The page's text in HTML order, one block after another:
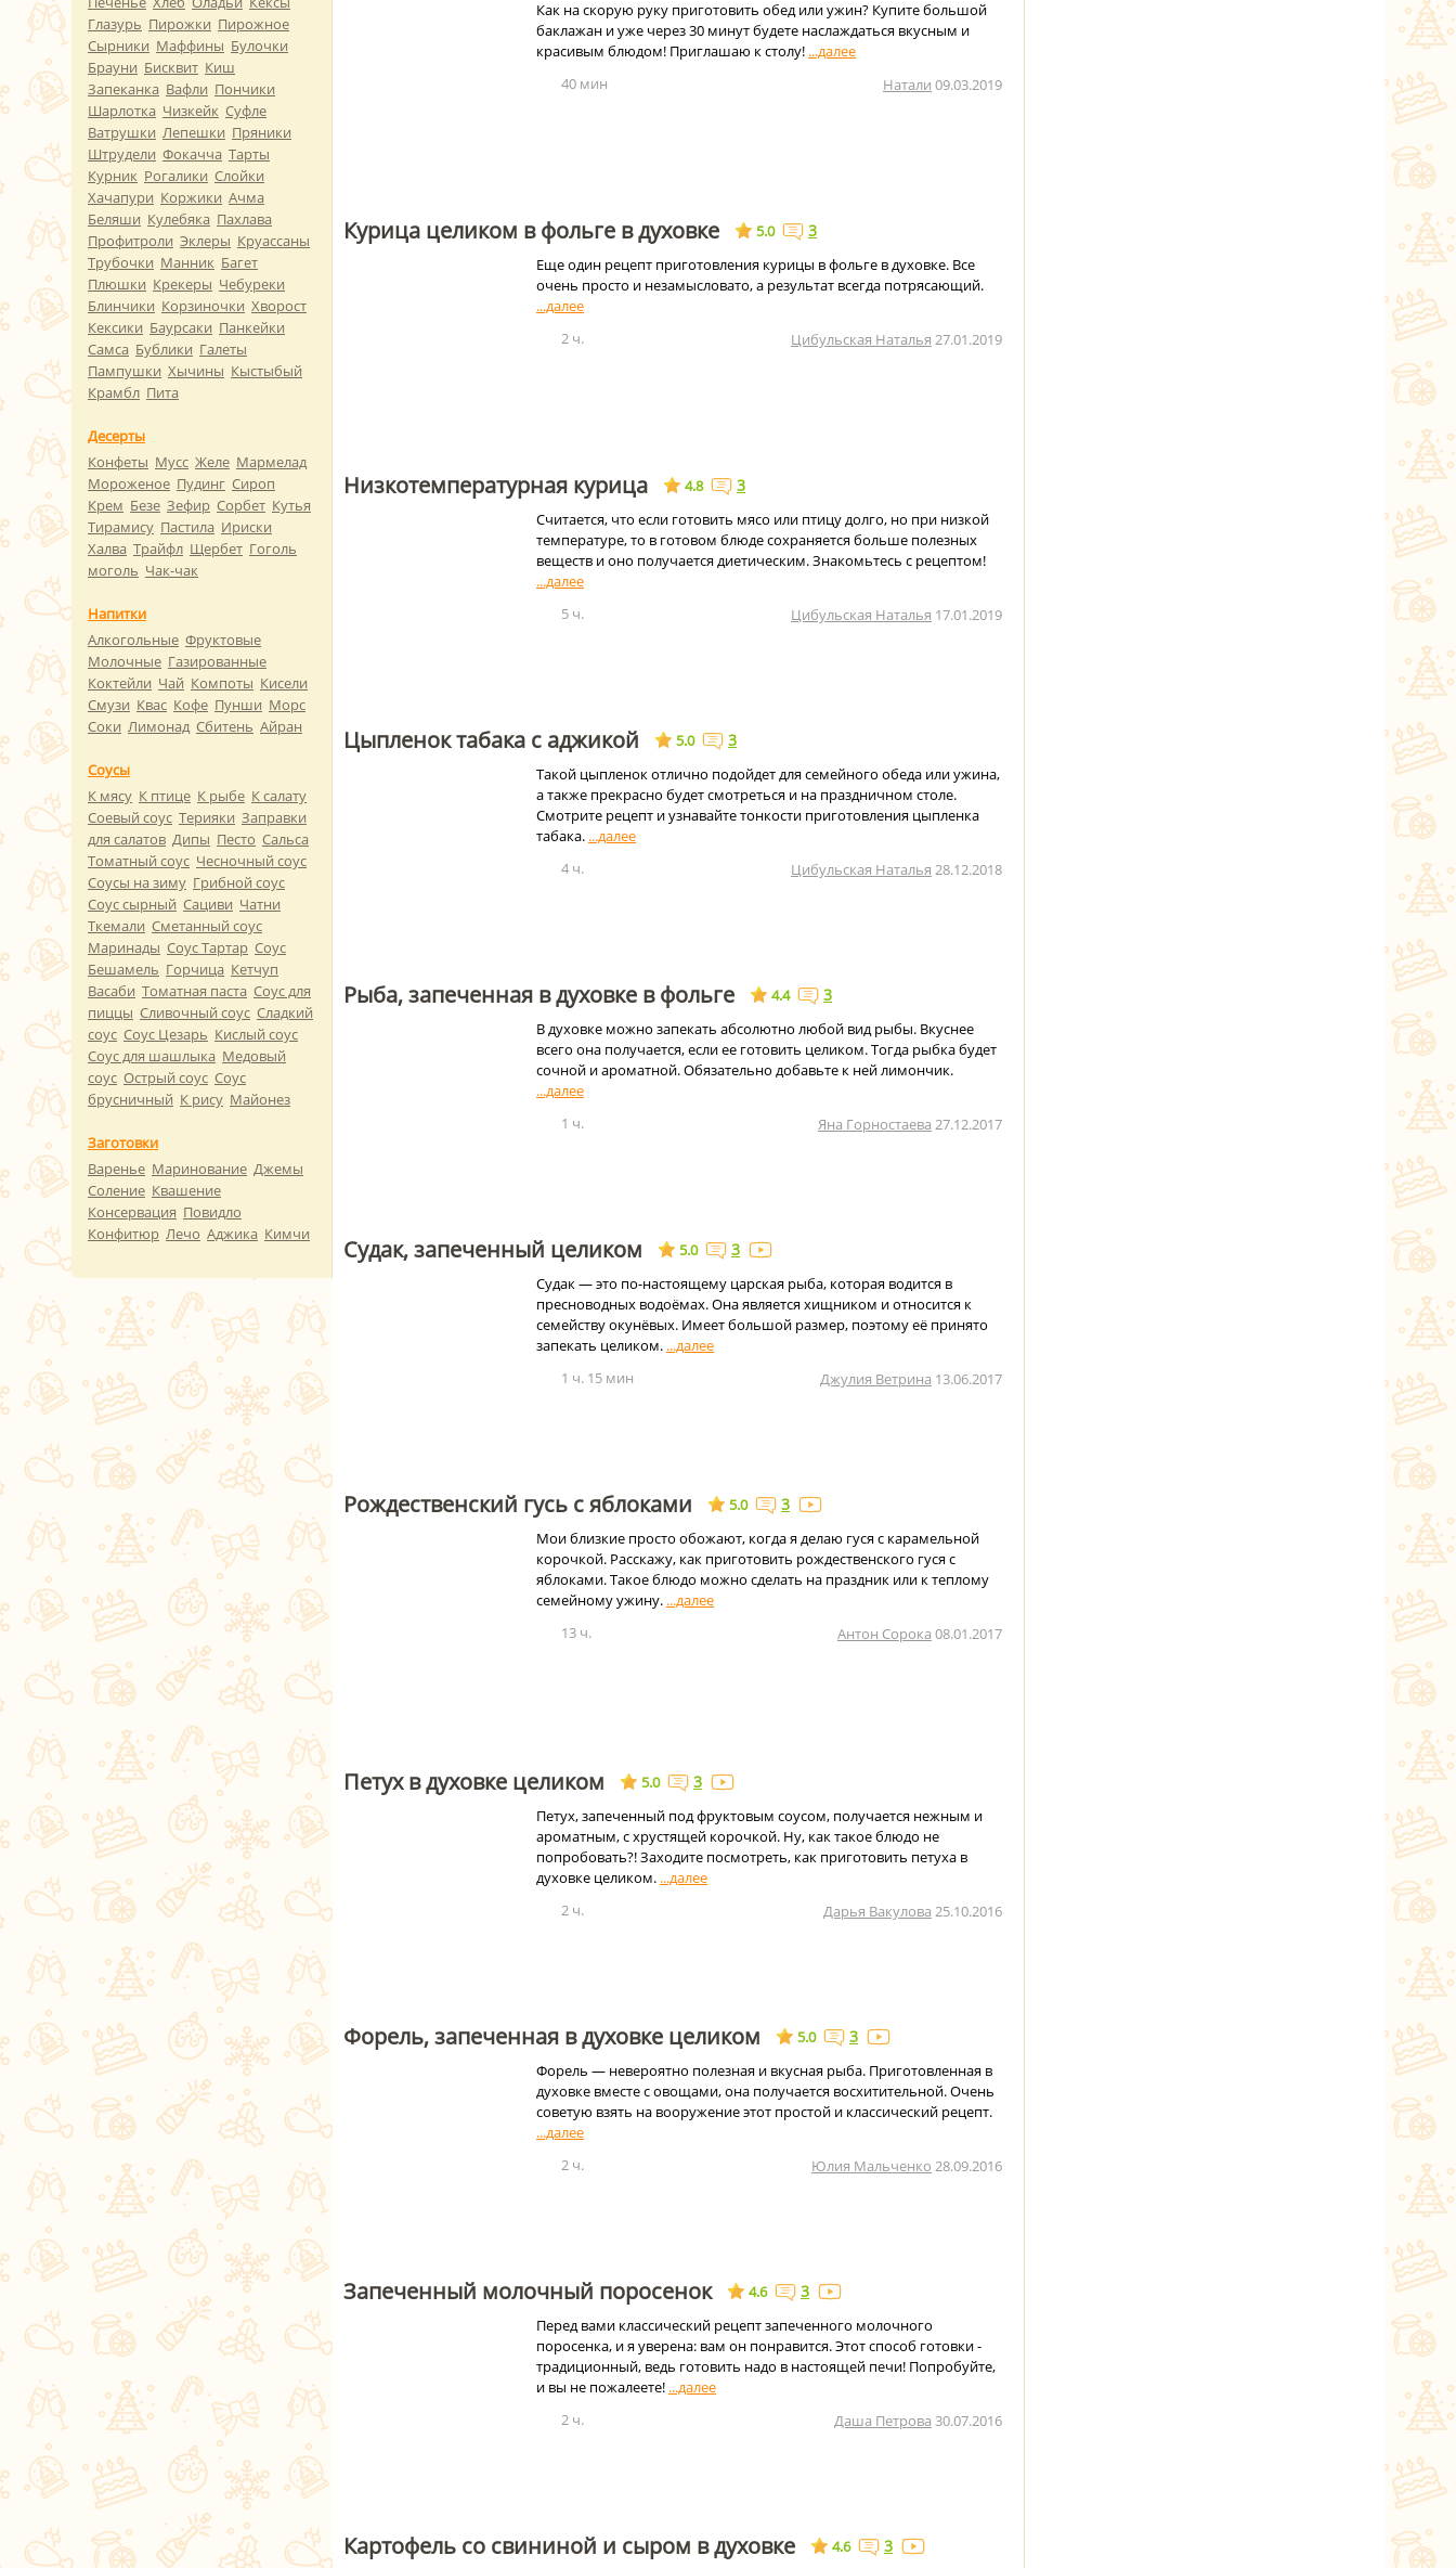
Как на скорую руку приготовить обед или ужин? Купите большой
баклажан и уже через 30 минут будете наслаждаться вкусным и
красивым блюдом! Приглашаю к столу!
40 мин
Натали 09.03.2019
Курица целиком в фольге в духовке 5.0 3
Еще один рецепт приготовления курицы в фольге в духовке. Все
очень просто и незамысловато, а результат всегда потрясающий.
2 ч. Цибульская Наталья 27.01.2019
Низкотемпературная курица 4.8 3
Считается, что если готовить мясо или птицу долго, но при низкой
температуре, то в готовом блюде сохраняется больше полезных
веществ и оно получается диетическим. Знакомьтесь с рецептом!
5 ч. Цибульская Наталья 17.01.2019
Цыпленок табака с аджикой 5.0 3
Такой цыпленок отлично подойдет для семейного обеда или ужина,
а также прекрасно будет смотреться и на праздничном столе.
Смотрите рецепт и узнавайте тонкости приготовления цыпленка
табака.
4 ч.
Цибульская Наталья 28.12.2018
Рыба, запеченная в духовке в фольге 4.4 3
В духовке можно запекать абсолютно любой вид рыбы. Вкуснее
всего она получается, если ее готовить целиком. Тогда рыбка будет
сочной и ароматной. Обязательно добавьте к ней лимончик.
1 ч. Яна Горностаева 27.12.2017
Судак, запеченный целиком 5.0 3
Судак — это по-настоящему царская рыба, которая водится в
пресноводных водоёмах. Она является хищником и относится к
семейству окунёвых. Имеет большой размер, поэтому её принято
запекать целиком.
1 ч. 15 мин
Джулия Ветрина 13.06.2017
Рождественский гусь с яблоками 5.0 3
Мои близкие просто обожают, когда я делаю гуся с карамельной
корочкой. Расскажу, как приготовить рождественского гуся с
яблоками. Такое блюдо можно сделать на праздник или к теплому
семейному ужину.
13 ч.
Антон Сорока 08.01.2017
Петух в духовке целиком 5.0 3
Петух, запеченный под фруктовым соусом, получается нежным и
ароматным, с хрустящей корочкой. Ну, как такое блюдо не
попробовать?! Заходите посмотреть, как приготовить петуха в
духовке целиком.
2 ч.
Дарья Вакулова 25.10.2016
Форель, запеченная в духовке целиком 5.0 3
Форель — невероятно полезная и вкусная рыба. Приготовленная в
духовке вместе с овощами, она получается восхитительной. Очень
советую взять на вооружение этот простой и классический рецепт.
2 ч. Юлия Мальченко 28.09.2016
Запеченный молочный поросенок 4.6 3
Перед вами классический рецепт запеченного молочного
поросенка, и я уверена: вам он понравится. Этот способ готовки -
традиционный, ведь готовить надо в настоящей печи! Попробуйте,
и вы не пожалеете!
2 ч.
Даша Петрова 30.07.2016
Картофель со свининой и сыром в духовке 4.6 3
Глазурь Пирожки Пирожное
Сырники Маффины Булочки
Брауни Бисквит Киш
Запеканка Вафли Пончики
Шарлотка Чизкейк Суфле
Ватрушки Лепешки Пряники
Штрудели Фокачча Тарты
Курник Рогалики Слойки
Хачапури Коржики Ачма
Беляши Кулебяка Пахлава
Профитроли Эклеры Круассаны
Трубочки Манник Багет
Плюшки Крекеры Чебуреки
Блинчики Корзиночки Хворост
Кексики Баурсаки Панкейки
Самса Бублики Галеты
Пампушки Хычины Кыстыбый
Крамбл Пита
Десерты
Конфеты Мусс Желе Мармелад
Мороженое Пудинг Сироп
Крем Безе Зефир Сорбет Кутья
Тирамису Пастила Ириски
Халва Трайфл Щербет Гоголь
моголь Чак-чак
Напитки
Алкогольные Фруктовые
Молочные Газированные
Коктейли Чай Компоты Кисели
Смузи Квас Кофе Пунши Морс
Соки Лимонад Сбитень Айран
Соусы
К мясу К птице К рыбе К салату
Соевый соус Терияки Заправки
для салатов Дипы Песто Сальса
Томатный соус Чесночный соус
Соусы на зиму Грибной соус
Соус сырный Сациви Чатни
Ткемали Сметанный соус
Маринады Соус Тартар Соус
Бешамель Горчица Кетчуп
Васаби Томатная паста Соус для
пиццы Сливочный соус Сладкий
соус Соус Цезарь Кислый соус
Соус для шашлыка Медовый
соус Острый соус Соус
брусничный К рису Майонез
Заготовки
Варенье Маринование Джемы
Соление Квашение
Консервация Повидло
Конфитюр Лечо Аджика Кимчи